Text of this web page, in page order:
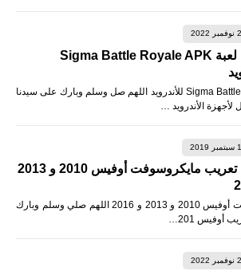
2022
تحميل لعبة Sigma Battle Royale APK
تحميل لعبة Sigma Battle Royale APK للأندرويد اللهم صل وسلم وبارك على سيدنا
الأندرويد …
تحميل تعريب مايكروسوفت أوفيس 2010 و 2013
تحميل تعريب مايكروسوفت أوفيس 2010 و 2013 و 2016 اللهم صلي وسلم وبارك
أوفيس 201…
2022